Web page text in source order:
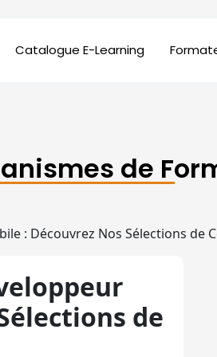
Catalogue E-Learning
de
: Découvrez Nos Sélections de
de